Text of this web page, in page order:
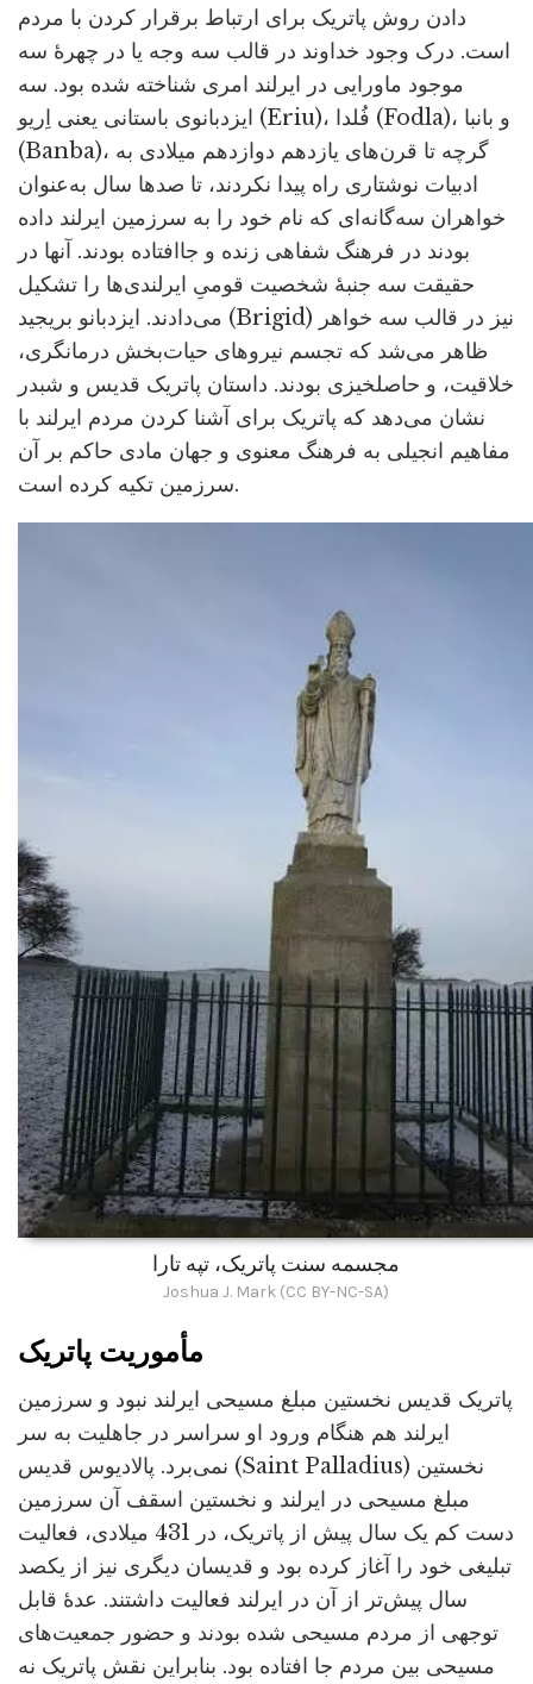
دادن روش پاتریک برای ارتباط برقرار کردن با مردم
است. درک وجود خداوند در قالب سه وجه یا در چهرۀ سه
موجود ماورایی در ایرلند امری شناخته شده بود. سه
ایزدبانوی باستانی یعنی اِریو (Eriu)، فُلدا (Fodla)، و بانبا
(Banba)، گرچه تا قرن‌های یازدهم دوازدهم میلادی به
ادبیات نوشتاری راه پیدا نکردند، تا صدها سال به‌عنوان
خواهران سه‌گانه‌ای که نام خود را به سرزمین ایرلند داده
بودند در فرهنگ شفاهی زنده و جاافتاده بودند. آنها در
حقیقت سه جنبۀ شخصیت قومیِ ایرلندی‌ها را تشکیل
می‌دادند. ایزدبانو بریجید (Brigid) نیز در قالب سه خواهر
ظاهر می‌شد که تجسم نیروهای حیات‌بخش درمانگری،
خلاقیت، و حاصلخیزی بودند. داستان پاتریک قدیس و شبدر
نشان می‌دهد که پاتریک برای آشنا کردن مردم ایرلند با
مفاهیم انجیلی به فرهنگ معنوی و جهان مادی حاکم بر آن
سرزمین تکیه کرده است.
مجسمه سنت پاتریک، تپه تارا
Joshua J. Mark (CC BY-NC-SA)
مأموریت پاتریک
پاتریک قدیس نخستین مبلغ مسیحی ایرلند نبود و سرزمین
ایرلند هم هنگام ورود او سراسر در جاهلیت به سر
نمی‌برد. پالادیوس قدیس (Saint Palladius) نخستین
مبلغ مسیحی در ایرلند و نخستین اسقف آن سرزمین
دست کم یک سال پیش از پاتریک، در 431 میلادی، فعالیت
تبلیغی خود را آغاز کرده بود و قدیسان دیگری نیز از یکصد
سال پیش‌تر از آن در ایرلند فعالیت داشتند. عدۀ قابل
توجهی از مردم مسیحی شده بودند و حضور جمعیت‌های
مسیحی بین مردم جا افتاده بود. بنابراین نقش پاتریک نه